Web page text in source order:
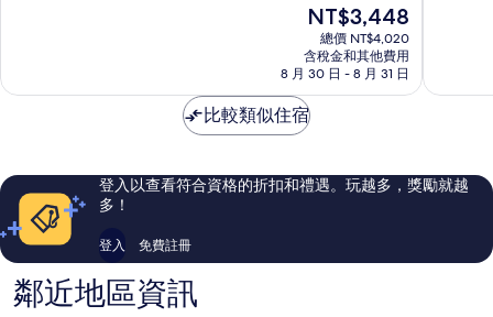
常
評
論
現
在
價
格
為
NT$3,448
NT$3,448
總價 NT$4,020
含稅金和其他費用
8 月 30 日 - 8 月 31 日
棒
評
論
比較類似住宿
登入以查看符合資格的折扣和禮遇。玩越多，獎勵就越
多！
登入 免費註冊
鄰近地區資訊